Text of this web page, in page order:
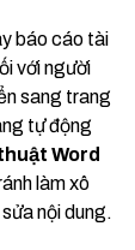
báo cáo tài
với người
sang trang
tự động
Word
làm xô
nội dung.